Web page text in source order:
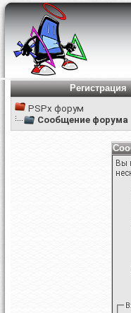
Регистрация
PSPx форум
Сообщение форума
Вы